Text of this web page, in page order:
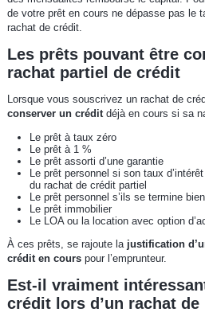
de votre prêt en cours ne dépasse pas le
rachat de crédit.
Les prêts pouvant être
rachat partiel de crédit
Lorsque vous souscrivez un rachat de
conserver un créditdéjà en cours si sa
Le prêt à taux zéro
Le prêt à 1 %
Le prêt assorti d’une garantie
Le prêt personnel si son taux
du rachat de crédit partiel
Le prêt personnel s’ils se termine
Le prêt immobilier
Le LOA ou la location avec option
À ces prêts, se rajoute la justification
crédit en courspour l’emprunteur.
Est-il vraiment
crédit lors d’un rachat de